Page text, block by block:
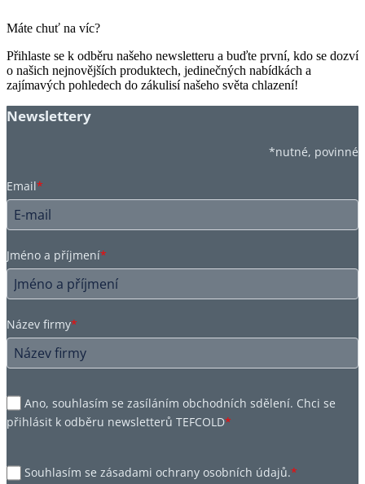
Máte chuť na víc?
Přihlaste se k odběru našeho newsletteru a buďte první, kdo se dozví
o našich nejnovějších produktech, jedinečných nabídkách a
zajímavých pohledech do zákulisí našeho světa chlazení!
Newslettery
*nutné, povinné
Email*
Jméno a příjmení*
Název firmy*
Ano, souhlasím se zasíláním obchodních sdělení. Chci se
přihlásit k odběru newsletterů TEFCOLD*
Souhlasím se zásadami ochrany osobních údajů.*